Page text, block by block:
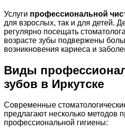
Услуги профессиональной
для взрослых, так и для детей.
регулярно посещать
возрасте зубы подвержены
возникновения кариеса и
Виды
зубов в Иркутске
Современные
предлагают несколько методов
профессиональной гигиены: